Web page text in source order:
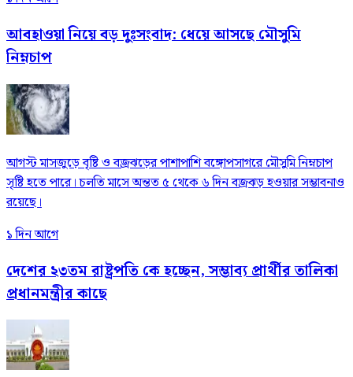
আবহাওয়া নিয়ে বড় দুঃসংবাদ: ধেয়ে আসছে মৌসুমি
নিম্নচাপ
আগস্ট মাসজুড়ে বৃষ্টি ও বজ্রঝড়ের পাশাপাশি বঙ্গোপসাগরে মৌসুমি নিম্নচাপ
সৃষ্টি হতে পারে। চলতি মাসে অন্তত ৫ থেকে ৬ দিন বজ্রঝড় হওয়ার সম্ভাবনাও
রয়েছে।
১ দিন আগে
দেশের ২৩তম রাষ্ট্রপতি কে হচ্ছেন, সম্ভাব্য প্রার্থীর তালিকা
প্রধানমন্ত্রীর কাছে